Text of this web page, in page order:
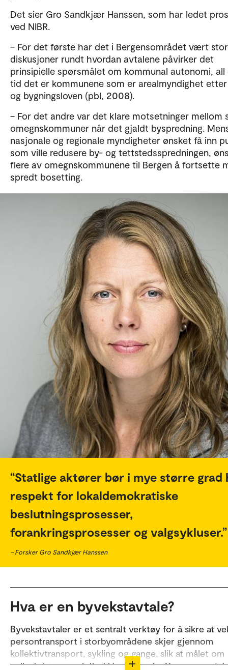
Det sier Gro Sandkjær Hanssen, som har ledet
ved NIBR.
– For det første har det i Bergensområdet vært
diskusjoner rundt hvordan avtalene påvirker det
prinsipielle spørsmålet om kommunal autonomi, all
tid det er kommunene som er arealmyndighet
og bygningsloven (pbl, 2008).
– For det andre var det klare motsetninger mellom
omegnskommuner når det gjaldt byspredning.
nasjonale og regionale myndigheter ønsket få inn
som ville redusere by- og tettstedsspredningen,
flere av omegnskommunene til Bergen å fortsette
spredt bosetting.
Statlige aktører bør i mye større grad
respekt for lokaldemokratiske
beslutningsprosesser,
forankringsprosesser og valgsykluser.
– Forsker Gro Sandkjær Hanssen
Hva er en byvekstavtale?
Byvekstavtaler er et sentralt verktøy for å sikre at
persontransport i storbyområdene skjer gjennom
kollektivtransport, sykling og gange, slik at målet om
nullvekst i personbiltrafikken kan nås. Gjennom